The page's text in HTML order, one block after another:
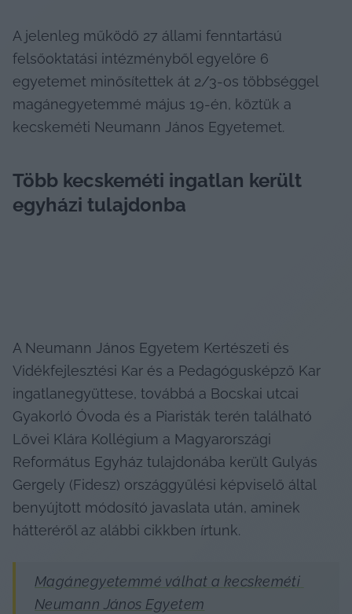
A jelenleg működő 27 állami fenntartású
felsőoktatási intézményből egyelőre 6
egyetemet minősítettek át 2/3-os többséggel
magánegyetemmé május 19-én, köztük a
kecskeméti Neumann János Egyetemet.
Több kecskeméti ingatlan került
egyházi tulajdonba
A Neumann János Egyetem Kertészeti és
Vidékfejlesztési Kar és a Pedagógusképző Kar
ingatlanegyüttese, továbbá a Bocskai utcai
Gyakorló Óvoda és a Piaristák terén található
Lővei Klára Kollégium a Magyarországi
Református Egyház tulajdonába került Gulyás
Gergely (Fidesz) országgyűlési képviselő által
benyújtott módosító javaslata után, aminek
hátteréről az alábbi cikkben írtunk.
Magánegyetemmé válhat a kecskeméti
Neumann János Egyetem